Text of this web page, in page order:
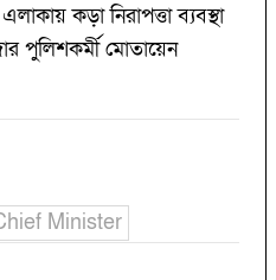
কড়া নিরাপত্তা ব্যবস্থা
পুলিশকর্মী মোতায়েন
Minister